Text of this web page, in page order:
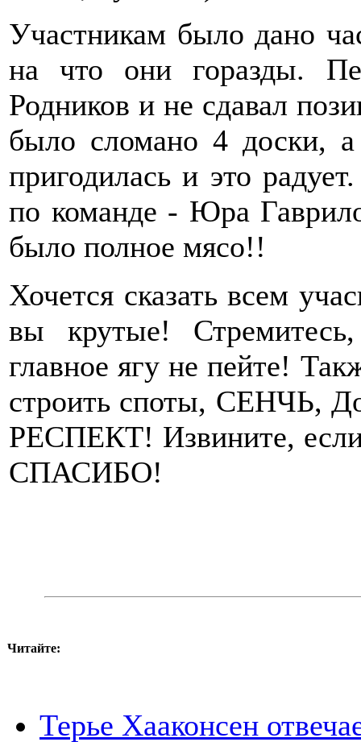
Участникам было дано
на что они горазды.
Родников и не сдавал
было сломано 4 доски,
пригодилась и это
по команде - Юра
было полное мясо!!
Хочется сказать всем
вы крутые!
главное ягу не пейте!
строить споты, СЕНЧЬ,
РЕСПЕКТ! Извините,
СПАСИБО!
Читайте:
Терье Хааконсен